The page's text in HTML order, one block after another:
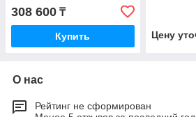
308 600 ₸
Купить Цену
О нас
Рейтинг не сформирован